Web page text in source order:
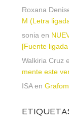
Roxana
M (Letra
sonia en
[Fuente
Walkiria Cruz
mente este
ISAen